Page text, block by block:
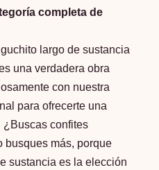
completa de
largo de sustancia
una verdadera obra
con nuestra
para ofrecerte una
¿Buscas confites
busques más, porque
sustancia es la elección